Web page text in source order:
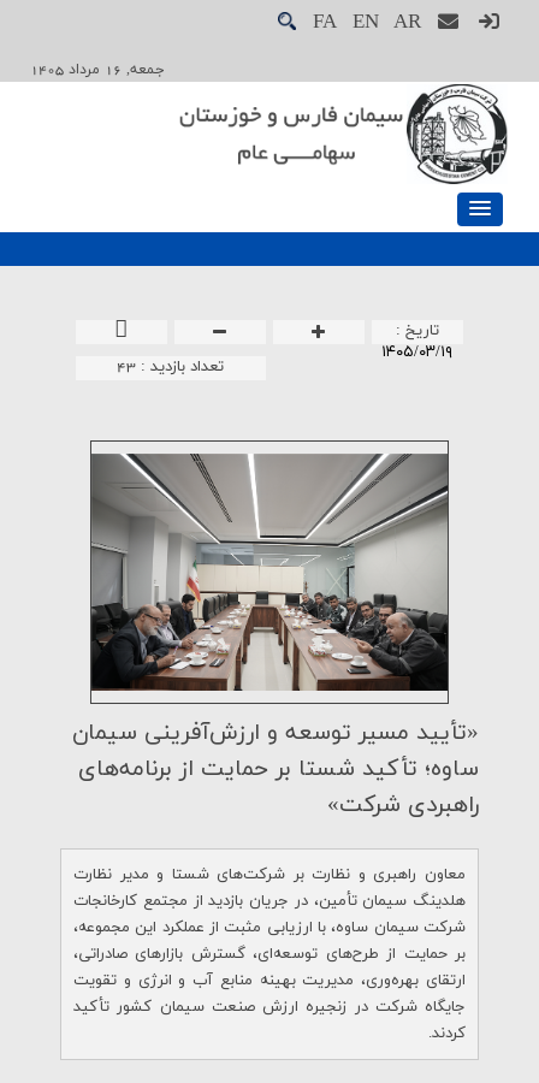
AR
EN
FA
جمعه, 16 مرداد 1405
تاريخ :
۱۴۰۵/۰۳/۱۹
تعداد بازدید : 43
«تأیید مسیر توسعه و ارزش‌آفرینی سیمان
ساوه؛ تأكید شستا بر حمایت از برنامه‌های
راهبردی شركت»
معاون راهبری و نظارت بر شرکت‌های شستا و مدیر نظارت
هلدینگ سیمان تأمین، در جریان بازدید از مجتمع کارخانجات
شرکت سیمان ساوه، با ارزیابی مثبت از عملکرد این مجموعه،
بر حمایت از طرح‌های توسعه‌ای، گسترش بازارهای صادراتی،
ارتقای بهره‌وری، مدیریت بهینه منابع آب و انرژی و تقویت
جایگاه شرکت در زنجیره ارزش صنعت سیمان کشور تأکید
کردند.